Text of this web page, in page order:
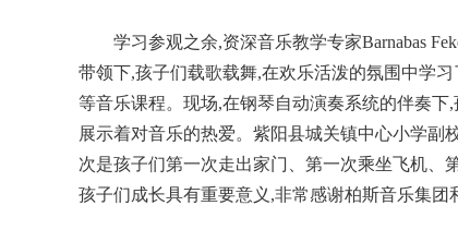
学习参观之余,资深音乐教学专家Barnabas
带领下,孩子们载歌载舞,在欢乐活泼的氛围中学
等音乐课程。现场,在钢琴自动演奏系统的伴奏
展示着对音乐的热爱。紫阳县城关镇中心小学副
次是孩子们第一次走出家门、第一次乘坐飞机、
孩子们成长具有重要意义,非常感谢柏斯音乐集团